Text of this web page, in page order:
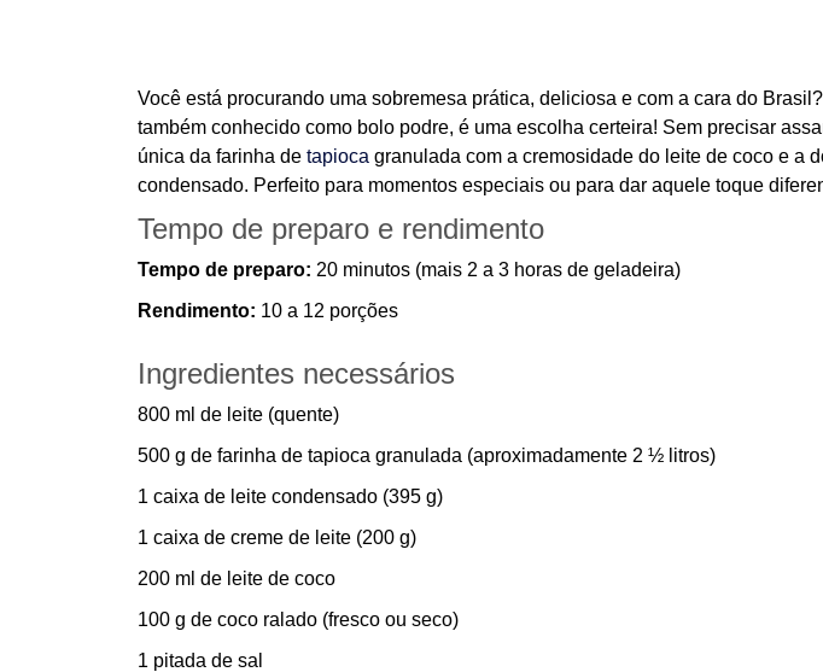
Você está procurando uma sobremesa prática, deliciosa e com a cara do
também conhecido como bolo podre, é uma escolha certeira! Sem precisar
única da farinha de tapioca granulada com a cremosidade do leite de coco e a
condensado. Perfeito para momentos especiais ou para dar aquele toque
Tempo de preparo e rendimento
Tempo de preparo: 20 minutos (mais 2 a 3 horas de geladeira)
Rendimento: 10 a 12 porções
Ingredientes necessários
800 ml de leite (quente)
500 g de farinha de tapioca granulada (aproximadamente 2 ½ litros)
1 caixa de leite condensado (395 g)
1 caixa de creme de leite (200 g)
200 ml de leite de coco
100 g de coco ralado (fresco ou seco)
1 pitada de sal